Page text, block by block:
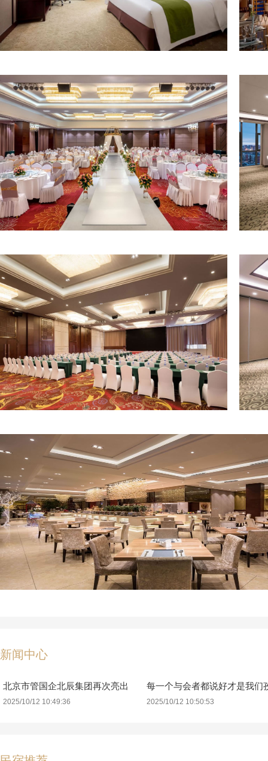
新闻中心
北京市管国企北辰集团再次亮出
2025/10/12 10:49:36
每一个与会者都说好才是我们
2025/10/12 10:50:53